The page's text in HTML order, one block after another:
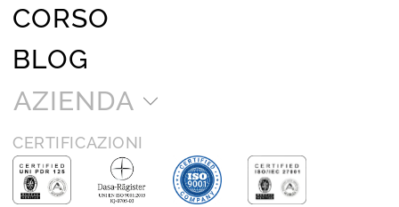
CORSO
BLOG
AZIENDA
CERTIFICAZIONI